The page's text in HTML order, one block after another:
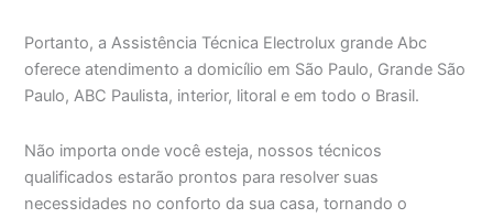
Portanto, a Assistência Técnica Electrolux grande Abc
oferece atendimento a domicílio em São Paulo, Grande São
Paulo, ABC Paulista, interior, litoral e em todo o Brasil.
Não importa onde você esteja, nossos técnicos
qualificados estarão prontos para resolver suas
necessidades no conforto da sua casa, tornando o